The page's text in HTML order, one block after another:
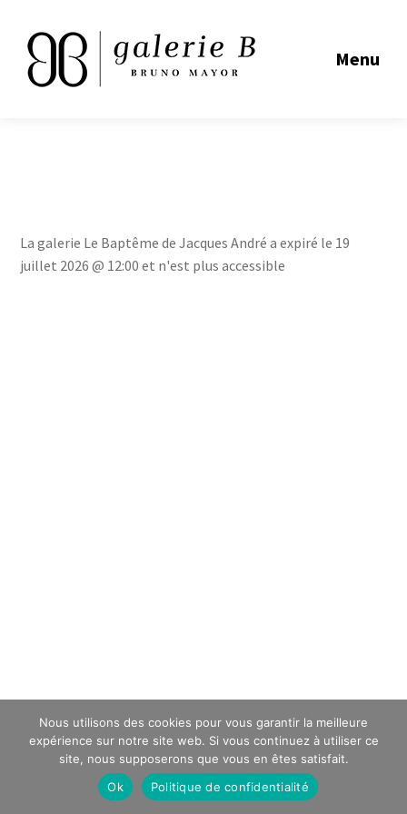
Menu
La galerie Le Baptême de Jacques André a expiré le 19
juillet 2026 @ 12:00 et n'est plus accessible
Nous utilisons des cookies pour vous garantir la meilleure
expérience sur notre site web. Si vous continuez à utiliser ce
site, nous supposerons que vous en êtes satisfait.
Ok
Politique de confidentialité